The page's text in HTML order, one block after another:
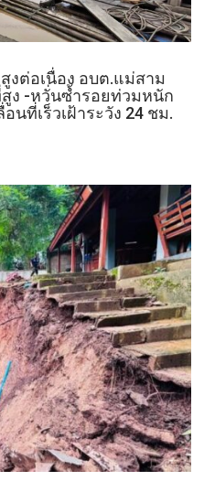
งต่อเนื่อง อบต.แม่สาม
ง -หวั่นซ้ำรอยท่วมหนัก
นที่เร็วเฝ้าระวัง 24 ชม.